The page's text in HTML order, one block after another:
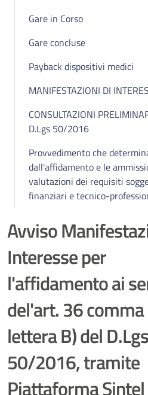
Gare in Corso
Gare concluse
Payback dispositivi medici
MANIFESTAZIONI DI
CONSULTAZIONI
D.Lgs 50/2016
Provvedimento che
dall'affidamento e le
valutazioni dei requisiti
finanziari e tecnico-
Avviso
Interesse per
l'affidamento ai
del'art. 36 comma
lettera B) del D.Lgs
50/2016, tramite
Piattaforma Sintel